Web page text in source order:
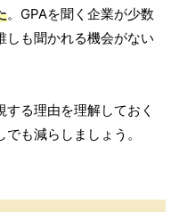
。GPAを聞く企業が少数
しも聞かれる機会がない
る理由を理解しておく
も減らしましょう。